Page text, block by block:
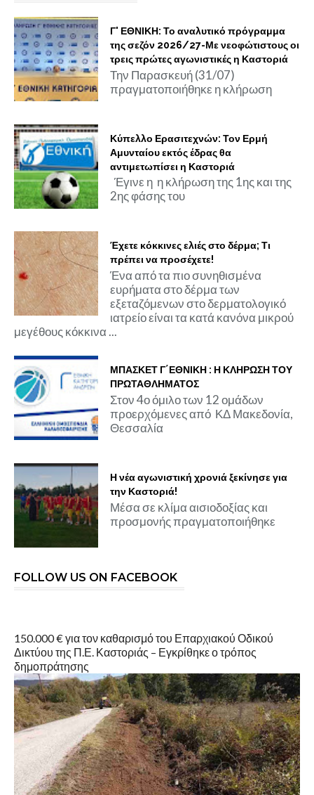
Γ' ΕΘΝΙΚΗ: Το αναλυτικό πρόγραμμα
της σεζόν 2026/27-Με νεοφώτιστους οι
τρεις πρώτες αγωνιστικές η Καστοριά
Την Παρασκευή (31/07)
πραγματοποιήθηκε η κλήρωση
Κύπελλο Ερασιτεχνών: Τον Ερμή
Αμυνταίου εκτός έδρας θα
αντιμετωπίσει η Καστοριά
Έγινε η η κλήρωση της 1ης και της
2ης φάσης του
Έχετε κόκκινες ελιές στο δέρμα; Τι
πρέπει να προσέχετε!
Ένα από τα πιο συνηθισμένα
ευρήματα στο δέρμα των
εξεταζόμενων στο δερματολογικό
ιατρείο είναι τα κατά κανόνα μικρού
μεγέθους κόκκινα ...
ΜΠΑΣΚΕΤ Γ΄ΕΘΝΙΚΗ : Η ΚΛΗΡΩΣΗ ΤΟΥ
ΠΡΩΤΑΘΛΗΜΑΤΟΣ
Στον 4ο όμιλο των 12 ομάδων
προερχόμενες από ΚΔ Μακεδονία,
Θεσσαλία
Η νέα αγωνιστική χρονιά ξεκίνησε για
την Καστοριά!
Μέσα σε κλίμα αισιοδοξίας και
προσμονής πραγματοποιήθηκε
FOLLOW US ON FACEBOOK
150.000 € για τον καθαρισμό του Επαρχιακού Οδικού
Δικτύου της Π.Ε. Καστοριάς – Εγκρίθηκε ο τρόπος
δημοπράτησης